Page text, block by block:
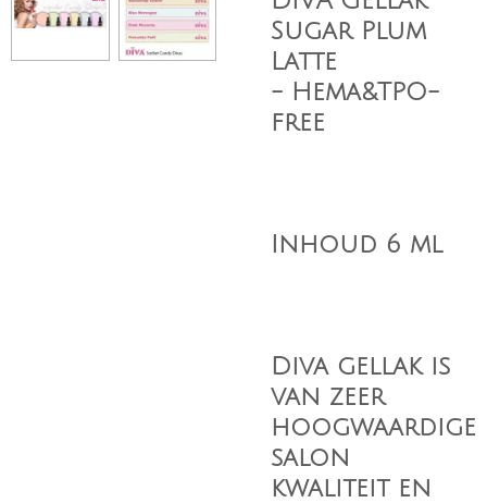
Sugar Plum
Latte
- Hema&TPO-
free
Inhoud 6 ml
​Diva gellak is
van zeer
hoogwaardige
salon
kwaliteit en